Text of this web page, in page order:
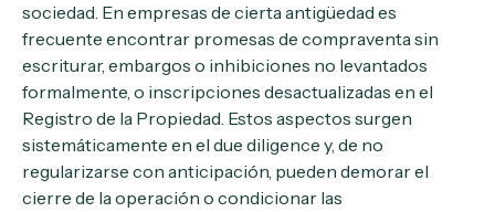
sociedad. En empresas de cierta antigüedad es
frecuente encontrar promesas de compraventa sin
escriturar, embargos o inhibiciones no levantados
formalmente, o inscripciones desactualizadas en el
Registro de la Propiedad. Estos aspectos surgen
sistemáticamente en el due diligence y, de no
regularizarse con anticipación, pueden demorar el
cierre de la operación o condicionar las